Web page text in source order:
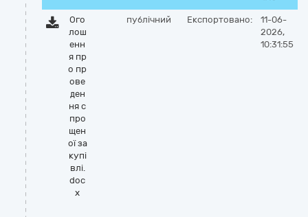
Ого
лош
енн
я пр
о пр
ове
ден
ня с
про
щен
ої за
купі
влі.
doc
x
публічний Експортовано:
11-06-
2026,
10:31:55